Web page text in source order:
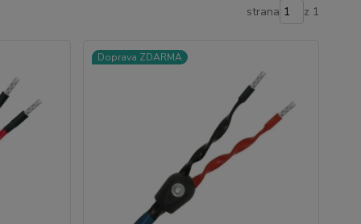
strana z 1
Doprava ZDARMA